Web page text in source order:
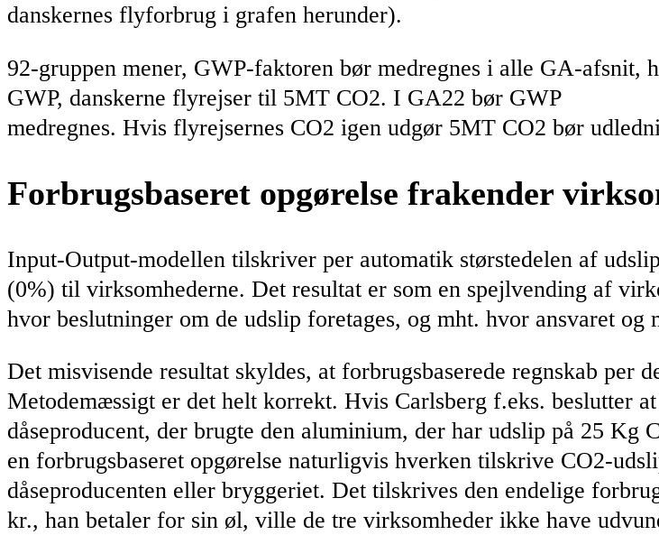
danskernes flyforbrug i grafen herunder).
92-gruppen mener, GWP-faktoren bør medregnes i alle GA-
GWP, danskerne flyrejser til 5MT CO2. I GA22 bør GWP
medregnes. Hvis flyrejsernes CO2 igen udgør 5MT CO2 bør
Forbrugsbaseret opgørelse frakender
Input-Output-modellen tilskriver per automatik størstedelen af
(0%) til virksomhederne. Det resultat er som en spejlvending af
hvor beslutninger om de udslip foretages, og mht. hvor ansvaret og
Det misvisende resultat skyldes, at forbrugsbaserede regnskab
Metodemæssigt er det helt korrekt. Hvis Carlsberg f.eks. beslutter
dåseproducent, der brugte den aluminium, der har udslip på 25
en forbrugsbaseret opgørelse naturligvis hverken tilskrive CO2-
dåseproducenten eller bryggeriet. Det tilskrives den endelige
kr., han betaler for sin øl, ville de tre virksomheder ikke have